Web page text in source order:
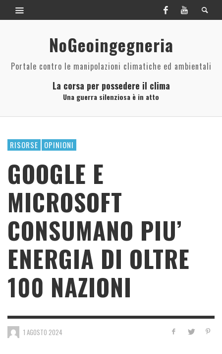
NoGeoingegneria
Portale contro le manipolazioni climatiche ed ambientali
La corsa per possedere il clima
Una guerra silenziosa è in atto
RISORSE OPINIONI
GOOGLE E
MICROSOFT
CONSUMANO PIU’
ENERGIA DI OLTRE
100 NAZIONI
1 AGOSTO 2024